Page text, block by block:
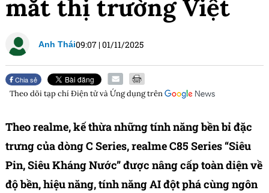
mắt thị trường Việt
Anh Thái09:07 |01/11/2025
Chia sẻ
Theo dõi tạp chíĐiện tử và Ứng dụngtrên
Theo realme, kế thừa những tính năng bền bỉ đặc
trưng của dòng C Series, realme C85 Series “Siêu
Pin, Siêu Kháng Nước” được nâng cấp toàn diện về
độ bền, hiệu năng, tính năng AI đột phá cùng ngôn